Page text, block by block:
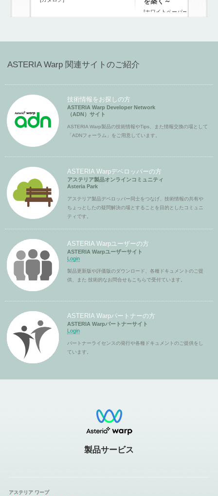
[ホワイトペーパー]
ASTERIA Warp 関連サイトのご紹介
技術情報をお探しの方
ASTERIA Warp Developer Network
（ADN）サイト
ASTERIA Warp製品の技術情報やTips、また情報交換の場として
「ADNフォーラム」をご用意しています。
ASTERIA Warpデベロッパーの方
アステリア製品オンラインコミュニティ
Asteria Park
アステリア製品デベロッパー同士をつなげ、技術情報の共有や
ちょっとしたの疑問解決の場とすることを目的としたコミュニ
ティです。
ASTERIA Warpユーザーの方
ASTERIA Warpユーザーサイト
Login
製品更新版や評価版のダウンロード、各種ドキュメントのご提
供、また 技術的なお問合せもこちらで受付ています。
ASTERIA Warpパートナーの方
ASTERIA Warpパートナーサイト
Login
パートナーライセンスの発行や各種ドキュメントのご提供をし
ています。
製品サービス